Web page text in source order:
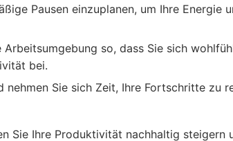
Pausen einzuplanen, um Ihre
Arbeitsumgebung so, dass Sie sich
bei.
nehmen Sie sich Zeit, Ihre Fortschritte
Sie Ihre Produktivität nachhaltig steigern